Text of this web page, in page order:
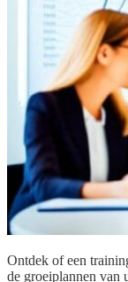
Ontdek of een
de groeiplannen van